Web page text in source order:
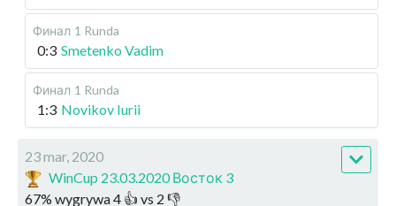
Финал 1 Runda
0:3 Smetenko Vadim
Финал 1 Runda
1:3 Novikov Iurii
23 mar, 2020
WinCup 23.03.2020 Восток 3
67% wygrywa4 👍 vs 2 👎